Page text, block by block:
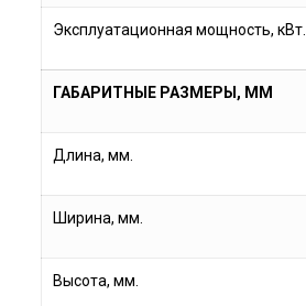
Эксплуатационная мощность, кВт.
ГАБАРИТНЫЕ РАЗМЕРЫ, ММ
Длина, мм.
Ширина, мм.
Высота, мм.